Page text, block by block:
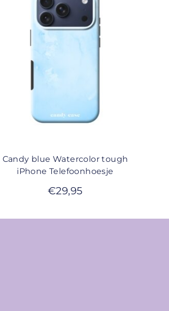
Candy blue Watercolor tough
iPhone Telefoonhoesje
€29,95